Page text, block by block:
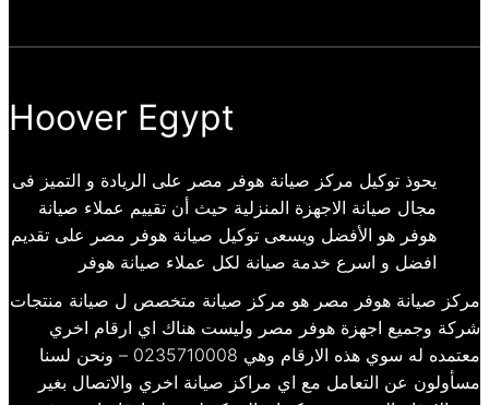
Hoover Egypt
يحوذ توكيل مركز صيانة هوفر مصر على الريادة و التميز فى
مجال صيانة الاجهزة المنزلية حيث أن تقييم عملاء صيانة
هوفر هو الأفضل ويسعى توكيل صيانة هوفر مصر على تقديم
افضل و اسرع خدمة صيانة لكل عملاء صيانة هوفر
مركز صيانة هوفر مصر هو مركز صيانة متخصص ل صيانة منتجات
شركة وجميع اجهزة هوفر مصر وليست هناك اي ارقام اخري
معتمده له سوي هذه الارقام وهي 0235710008 – ونحن لسنا
مسأولون عن التعامل مع اي مراكز صيانة اخري والاتصال بغير